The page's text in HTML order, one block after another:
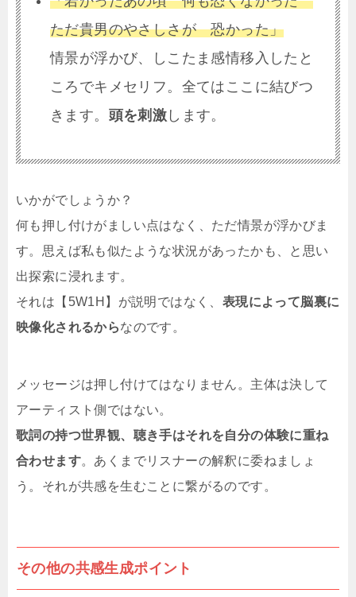
ただ貴男のやさしさが 恐かった」
情景が浮かび、しこたま感情移入したと
ころでキメセリフ。全てはここに結びつ
きます。 頭を刺激 します。
いかがでしょうか？
何も押し付けがましい点はなく、ただ情景が浮かびま
す。思えば私も似たような状況があったかも、と思い
出探索に浸れます。
それは【5W1H】が説明ではなく、 表現によって脳裏に
映像化されるからなのです。
メッセージは押し付けてはなりません。主体は決して
アーティスト側ではない。
歌詞の持つ世界観、聴き手はそれを自分の体験に重ね
合わせます。あくまでリスナーの解釈に委ねましょ
う。それが共感を生むことに繋がるのです。
その他の共感生成ポイント